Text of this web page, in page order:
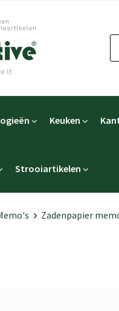
Keuken
Strooiartikelen
Zadenpapier